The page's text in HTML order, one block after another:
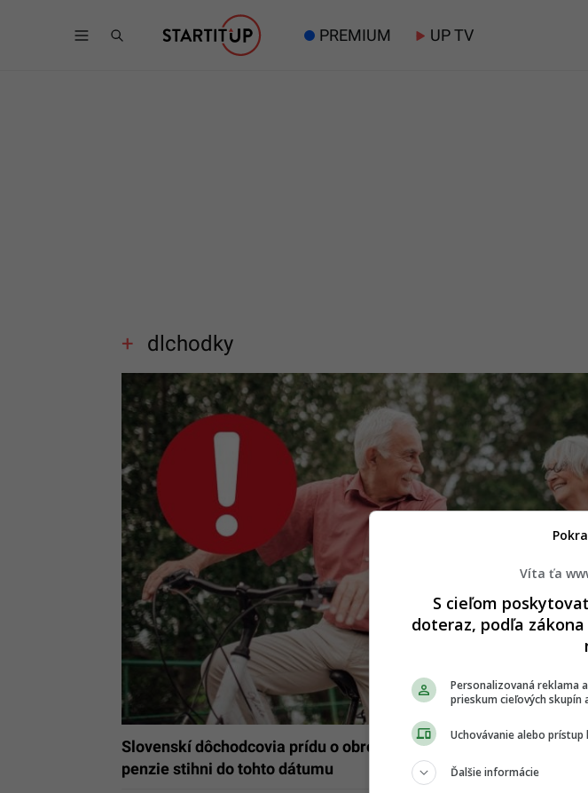
PREMIUM UP TV
dlchodky
Slovenskí dôchodcovia prídu o obrovskú sumu peňazí. Ak chceš
penzie stihni do tohto dátumu
Víta ťa
S cieľom
doteraz, podľa
Personalizovaná reklama
prieskum cieľových skupín
Uchovávanie alebo
Ďalšie informácie